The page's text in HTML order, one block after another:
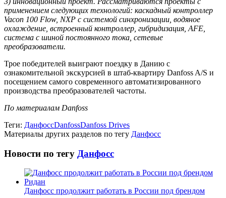
применением следующих технологий: каскадный контроллер
Vacon 100 Flow, NXP с системой синхронизации, водяное
охлаждение, встроенный контроллер, гибридизация, AFE,
система с шиной постоянного тока, сетевые
преобразователи.
Трое победителей выиграют поездку в Данию с
ознакомительной экскурсией в штаб-квартиру Danfoss A/S и
посещением самого современного автоматизированного
производства преобразователей частоты.
По материалам Danfoss
Теги: ДанфоссDanfossDanfoss Drives
Материалы других разделов по тегу Данфосс
Новости по тегу Данфосс
Данфосс продолжит работать в России под брендом